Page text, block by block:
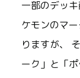
一部のデッ
ケモンのマ
りますが、
ーク」と「